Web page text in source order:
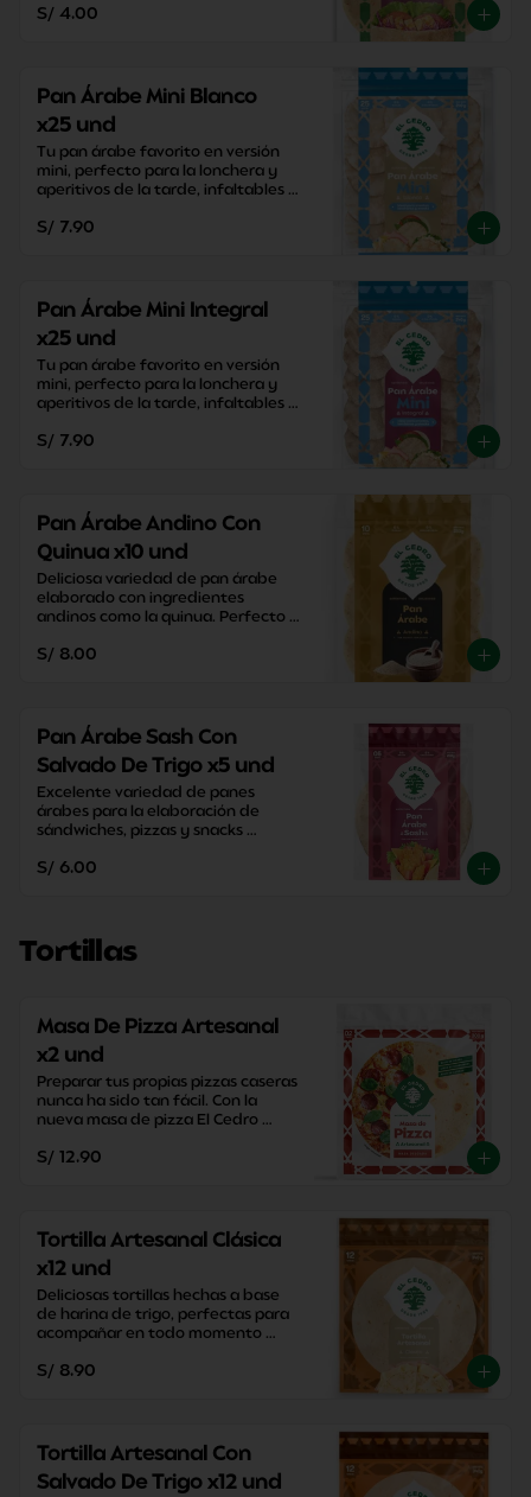
S/ 4.00
Pan Árabe Mini Blanco
x25 und
Tu pan árabe favorito en versión
mini, perfecto para la lonchera y
aperitivos de la tarde, infaltables
S/ 7.90
Pan Árabe Mini Integral
x25 und
Tu pan árabe favorito en versión
mini, perfecto para la lonchera y
aperitivos de la tarde, infaltables
S/ 7.90
Pan Árabe Andino Con
Quinua x10 und
Deliciosa variedad de pan árabe
elaborado con ingredientes
andinos como la quinua. Perfecto
un sabor tradicional.
S/ 8.00
Pan Árabe Sash Con
Salvado De Trigo x5 und
Excelente variedad de panes
árabes para la elaboración de
sándwiches, pizzas y snacks
entre familia y amigos.
S/ 6.00
Tortillas
Masa De Pizza Artesanal
x2 und
Preparar tus propias pizzas caseras
nunca ha sido tan fácil. Con la
nueva masa de pizza El Cedro
20 minutos.
S/ 12.90
Tortilla Artesanal Clásica
x12 und
Deliciosas tortillas hechas a base
de harina de trigo, perfectas para
acompañar en todo momento
versatilidad y practicidad.
S/ 8.90
Tortilla Artesanal Con
Salvado De Trigo x12 und